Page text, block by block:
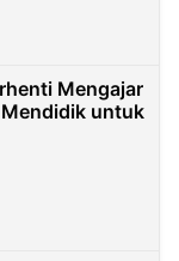
Mengajar
untuk